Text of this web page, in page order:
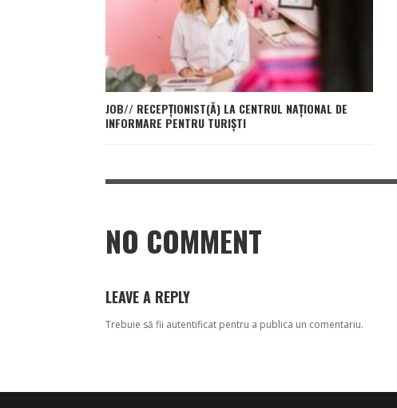
JOB// RECEPȚIONIST(Ă) LA CENTRUL NAȚIONAL DE
INFORMARE PENTRU TURIȘTI
NO COMMENT
LEAVE A REPLY
Trebuie să fii autentificat pentru a publica un comentariu.